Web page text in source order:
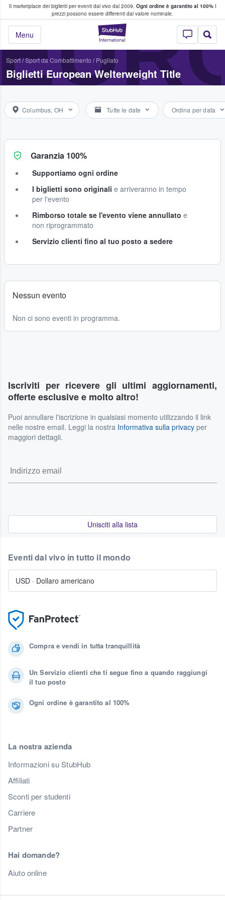
Il marketplace dei biglietti per eventi dal vivo dal 2009. Ogni ordine è garantito al 100%I
prezzi possono essere differenti dal valore nominale.
StubHub - Dove
Menu
fan comprano e vendono biglietti
Sport/Sport da Combattimento / Pugilato
Biglietti European Welterweight Title
Columbus, OH Tutte le date Ordina per data
Garanzia 100%
Supportiamo ogni ordine
I biglietti sono originali e arriveranno in tempo
per l'evento
Rimborso totale se l'evento viene annullato e
non riprogrammato
Servizio clienti fino al tuo posto a sedere
Nessun evento
Non ci sono eventi in programma.
Iscriviti per ricevere gli ultimi aggiornamenti,
offerte esclusive e molto altro!
Puoi annullare l'iscrizione in qualsiasi momento utilizzando il link
nelle nostre email. Leggi la nostra Informativa sulla privacy per
maggiori dettagli.
Unisciti alla lista
Compra e vendi in tutta tranquillità
Un Servizio clienti che ti segue fino a quando raggiungi
il tuo posto
Ogni ordine è garantito al 100%
La nostra azienda
Informazioni su StubHub
Affiliati
Sconti per studenti
Carriere
Partner
Hai domande?
Aiuto online
Eventi dal vivo in tutto il mondo
USD · Dollaro americano